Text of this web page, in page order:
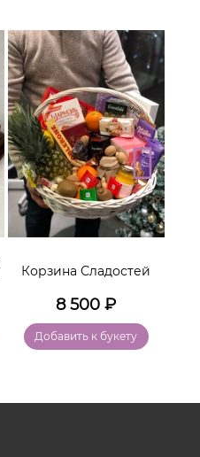
Корзина Сладостей
8 500 ₽
Добавить к букету